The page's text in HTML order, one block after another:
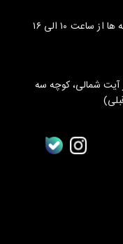
آیت شمالی، کوچه سه